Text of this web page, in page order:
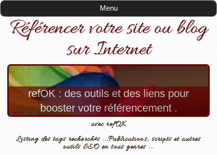
Menu
Référencer votre site ou blog
sur Internet
refOK : des outils et des liens pour
booster votre référencement .
avec refOK
Listing des tags recherchés ...Publications, scripts et autres
outils SEO en tous genres ...